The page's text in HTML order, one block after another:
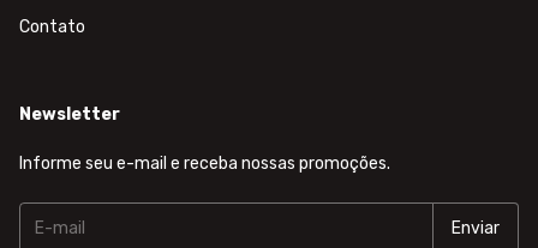
Contato
Newsletter
Informe seu e-mail e receba nossas promoções.